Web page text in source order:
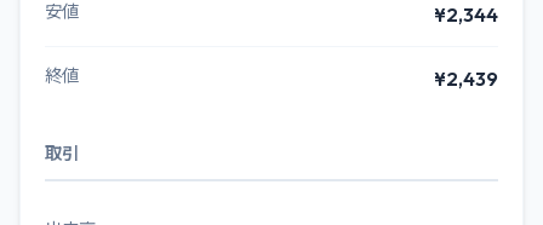
安値 ¥2,344
終値 ¥2,439
取引